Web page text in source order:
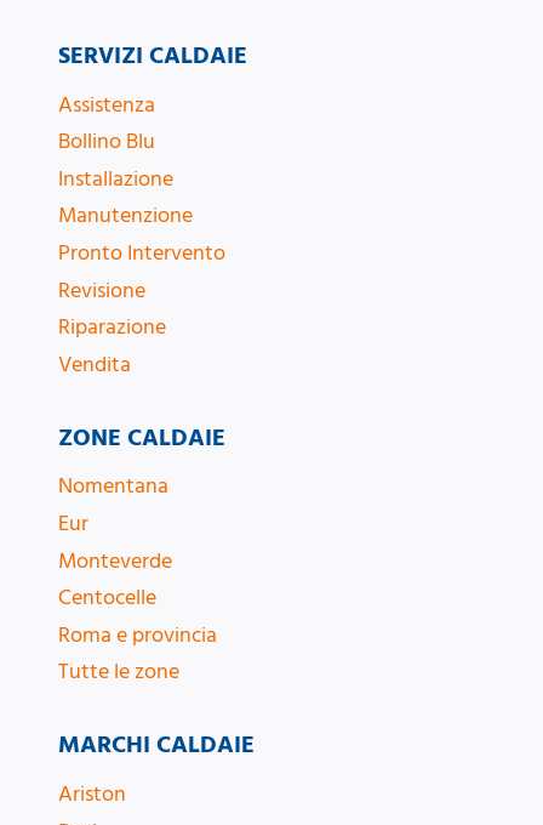
SERVIZI CALDAIE
Assistenza
Bollino Blu
Installazione
Manutenzione
Pronto Intervento
Revisione
Riparazione
Vendita
ZONE CALDAIE
Nomentana
Eur
Monteverde
Centocelle
Roma e provincia
Tutte le zone
MARCHI CALDAIE
Ariston